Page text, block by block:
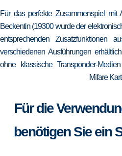
Für das perfekte Zusammenspiel
Beckentin (19300 wurde der
entsprechenden Zusatzfunktionen
verschiedenen Ausführungen
ohne klassische Transponder-
Mifare
Für die
benötigen Sie ein